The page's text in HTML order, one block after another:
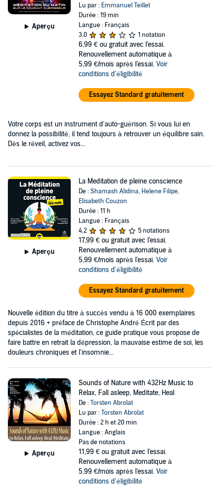
Aperçu
Lu par : Emmanuel Teillet
Durée : 19 min
Langue : Français
3,0
1 notation
6,99 € ou gratuit avec l'essai.
Renouvellement automatique à
5,99 €/mois après l'essai. Voir
conditions d'éligibilité
Essayez Standard gratuitement
Votre corps est un instrument d'auto-guérison. Si vous lui en
donnez la possibilité, il tend toujours à retrouver un équilibre sain.
Dès le réveil, activez vos...
Aperçu
La Meditation de pleine conscience
De :Shamash Alidina, Helene Filipe,
Elisabeth Couzon
Durée : 11 h
Langue : Français
4,2
5 notations
17,99 € ou gratuit avec l'essai.
Renouvellement automatique à
5,99 €/mois après l'essai. Voir
conditions d'éligibilité
Essayez Standard gratuitement
Nouvelle édition du titre à succès vendu à 16 000 exemplaires
depuis 2016 + préface de Christophe André Écrit par des
spécialistes de la méditation, ce guide pratique vous propose de
faire battre en retrait la dépression, la mauvaise estime de soi, les
douleurs chroniques et l'insomnie...
Aperçu
Sounds of Nature with 432Hz Music to
Relax, Fall asleep, Meditate, Heal
De :Torsten Abrolat
Lu par :Torsten Abrolat
Durée : 2 h et 20 min
Langue : Anglais
Pas de notations
11,99 € ou gratuit avec l'essai.
Renouvellement automatique à
5,99 €/mois après l'essai. Voir
conditions d'éligibilité